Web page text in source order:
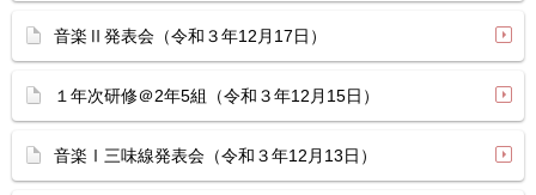
音楽Ⅱ発表会（令和３年12月17日）
１年次研修＠2年5組（令和３年12月15日）
音楽Ⅰ三味線発表会（令和３年12月13日）